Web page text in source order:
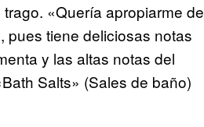
«Quería apropiarme de
pues tiene deliciosas notas
y las altas notas del
Salts» (Sales de baño)